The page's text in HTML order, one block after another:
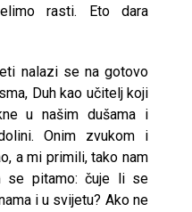
rasti. Eto dara
nalazi se na gotovo
Duh kao učitelj koji
u našim dušama i
Onim zvukom i
a mi primili, tako nam
se pitamo: čuje li se
i u svijetu? Ako ne